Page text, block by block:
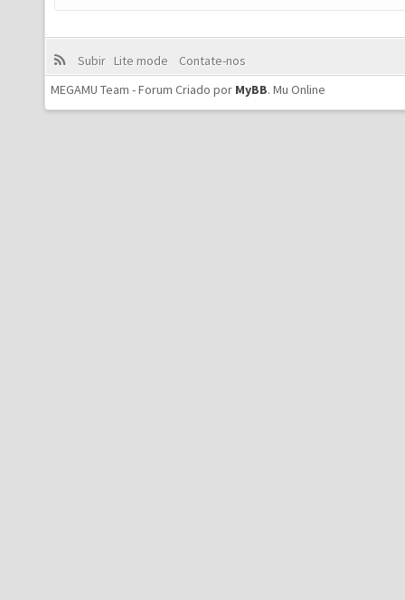
Subir Lite mode
Contate-nos
MEGAMU Team - Forum Criado por MyBB. Mu Online